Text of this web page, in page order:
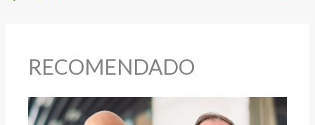
RECOMENDADO